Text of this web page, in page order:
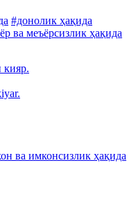
#донолик ҳақида
ва меъёрсизлик ҳақида
кияр.
ва имконсизлик ҳақида